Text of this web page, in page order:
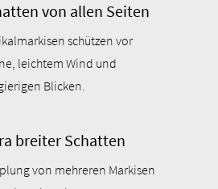
von allen Seiten
schützen vor
leichtem Wind und
Blicken.
breiter Schatten
von mehreren Markisen